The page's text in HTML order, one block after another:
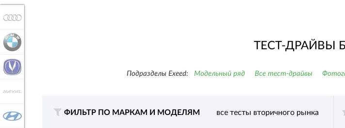
ТЕСТ-ДРАЙВЫ
Подразделы Exeed: Модельный ряд Все тест-драйвы
ФИЛЬТР ПО МАРКАМ И МОДЕЛЯМ все тесты вторичного рынка
HYUNDAI